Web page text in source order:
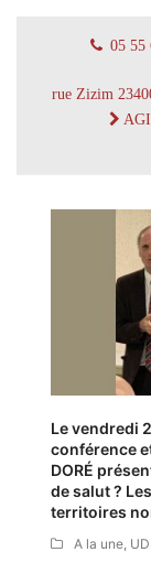
05 55
rue Zizim
Le vendredi
conférence
DORÉ
de salut ?
territoires
A la une,